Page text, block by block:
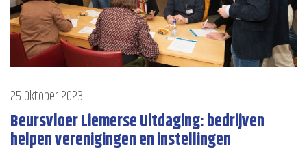
25 Oktober 2023
Beursvloer Liemerse Uitdaging: bedrijven
helpen verenigingen en instellingen